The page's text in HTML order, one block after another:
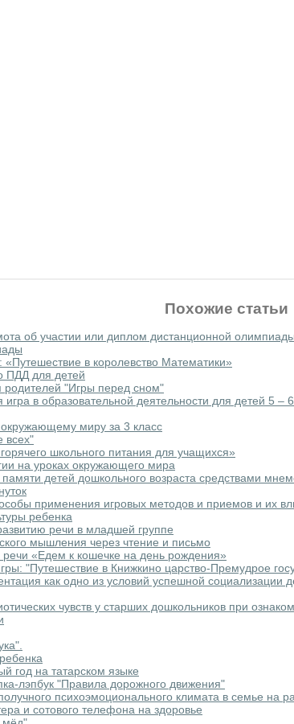
Похожие статьи
об участии или диплом дистанционной
«Путешествие в королевство Математики»
ПДД для детей
родителей "Игры перед сном"
в образовательной деятельности для детей 5 –
окружающему миру за 3 класс
всех"
школьного питания для учащихся»
на уроках окружающего мира
детей дошкольного возраста средствами
применения игровых методов и приемов и их
ребенка
речи в младшей группе
мышления через чтение и письмо
«Едем к кошечке на день рождения»
"Путешествие в Книжкино царство-Премудрое
как одно из условий успешной социализации
чувств у старших дошкольников при
год на татарском языке
лэпбук "Правила дорожного движения"
психоэмоционального климата в семье на
и сотового телефона на здоровье